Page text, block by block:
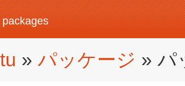
packages
» パッケージ » パ